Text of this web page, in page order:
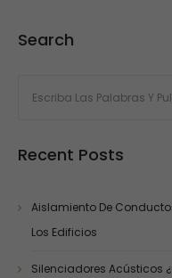
Search
Recent Posts
Aislamiento De
Los Edificios
Silenciadores Acústicos